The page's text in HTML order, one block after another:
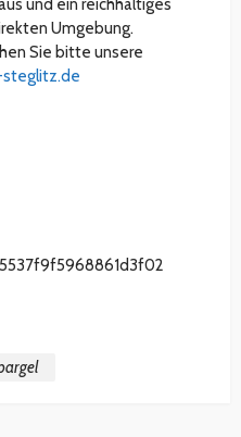
und ein reichhaltiges
Umgebung.
Sie bitte unsere